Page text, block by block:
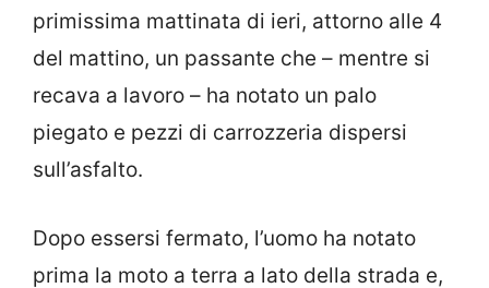
primissima mattinata di ieri, attorno alle 4
del mattino, un passante che – mentre si
recava a lavoro – ha notato un palo
piegato e pezzi di carrozzeria dispersi
sull’asfalto.
Dopo essersi fermato, l’uomo ha notato
prima la moto a terra a lato della strada e,